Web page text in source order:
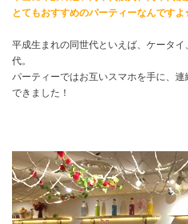
とてもおすすめのパーティーなんです
平成生まれの同世代といえば、ケータ
代。
パーティーではお互いスマホを手に、
できました！